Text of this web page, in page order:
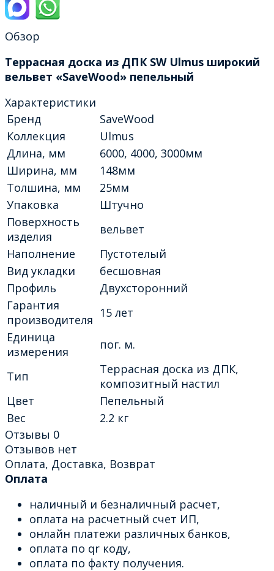
Обзор
Террасная доска из ДПК SW Ulmus широкий
вельвет «SaveWood» пепельный
Характеристики
Бренд
SaveWood
Коллекция
Ulmus
Длина, мм
6000, 4000, 3000мм
Ширина, мм
148мм
Толшина, мм
25мм
Упаковка
Штучно
Поверхность
изделия
вельвет
Наполнение
Пустотелый
Вид укладки
бесшовная
Профиль
Двухсторонний
Гарантия
производителя 15 лет
Единица
измерения
пог. м.
Тип
Террасная доска из ДПК,
композитный настил
Цвет
Пепельный
Вес
2.2 кг
Отзывы 0
Отзывов нет
Оплата, Доставка, Возврат
Оплата
наличный и безналичный расчет,
оплата на расчетный счет ИП,
онлайн платежи различных банков,
оплата по qr коду,
оплата по факту получения.